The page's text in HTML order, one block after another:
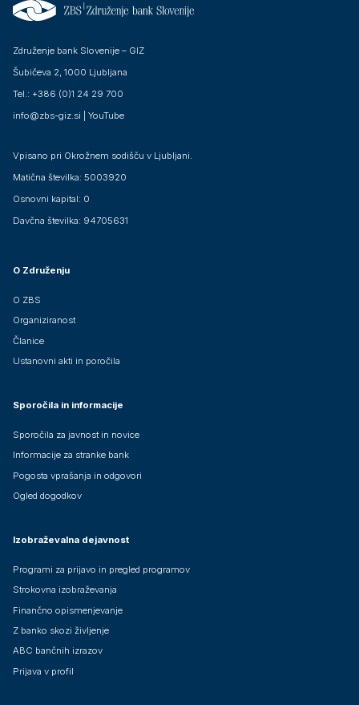
Združenje bank Slovenije – GIZ
Šubičeva 2, 1000 Ljubljana
Tel.: +386 (0)1 24 29 700
info@zbs-giz.si
YouTube
Vpisano pri Okrožnem sodišču v Ljubljani.
Matična številka: 5003920
Osnovni kapital: 0
Davčna številka: 94705631
O Združenju
O ZBS
Organiziranost
Članice
Ustanovni akti in poročila
Sporočila in informacije
Sporočila za javnost in novice
Informacije za stranke bank
Pogosta vprašanja in odgovori
Ogled dogodkov
Izobraževalna dejavnost
Programi za prijavo in pregled programov
Strokovna izobraževanja
Finančno opismenjevanje
Z banko skozi življenje
ABC bančnih izrazov
Prijava v profil